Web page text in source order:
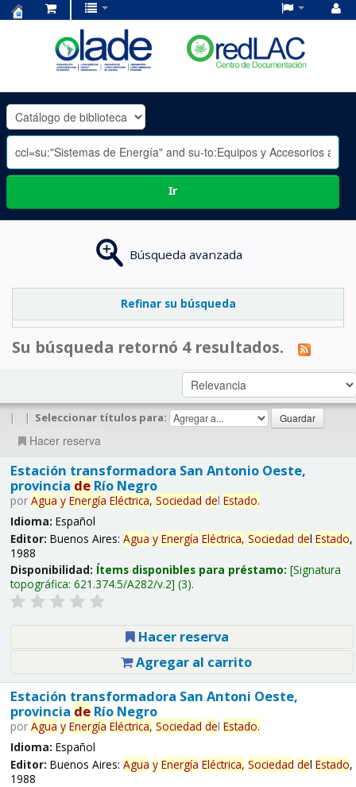
OLADE
-
Ir
Búsqueda avanzada
Refinar su búsqueda
Su búsqueda retornó 4 resultados.
| | Seleccionar títulos para:
Hacer reserva
Estación transformadora San Antonio Oeste,
provincia deRío Negro
por Agua y Energía Eléctrica, Sociedad del Estado.
Idioma: Español
Editor: Buenos Aires: Agua y Energía Eléctrica, Sociedad del Estado,
1988
Disponibilidad: Ítems disponibles para préstamo: Signatura
topográfica: 621.374.5/A282/v.2 (3).
Hacer reserva
Agregar al carrito
Estación transformadora San Antoni Oeste,
provincia deRío Negro
por Agua y Energía Eléctrica, Sociedad del Estado.
Idioma: Español
Editor: Buenos Aires: Agua y Energía Eléctrica, Sociedad del Estado,
1988